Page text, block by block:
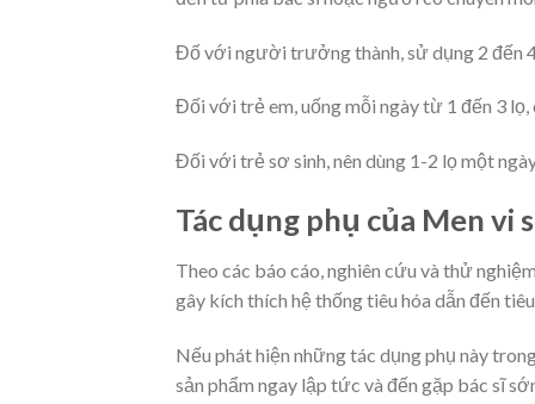
Đố với người trưởng thành, sử dụng 2 đến 4
Đối với trẻ em, uống mỗi ngày từ 1 đến 3 lọ,
Đối với trẻ sơ sinh, nên dùng 1-2 lọ một
Tác dụng phụ của Men vi
Theo các báo cáo, nghiên cứu và thử
gây kích thích hệ thống tiêu hóa dẫn đến
Nếu phát hiện những tác dụng phụ này
sản phẩm ngay lập tức và đến gặp bác sĩ